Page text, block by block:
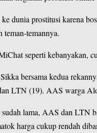
dunia prostitusi karena
teman-temannya.
seperti kebanyakan,
bersama kedua
LTN (19). AAS warga
lama, AAS dan LTN
harga cukup rendah